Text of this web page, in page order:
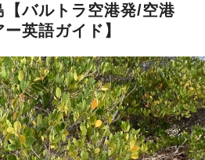
バルトラ空港発/空港
英語ガイド】